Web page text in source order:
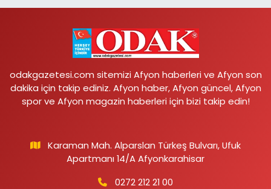
odakgazetesi.com sitemizi Afyon haberleri ve Afyon son
dakika için takip ediniz. Afyon haber, Afyon güncel, Afyon
spor ve Afyon magazin haberleri için bizi takip edin!
Karaman Mah. Alparslan Türkeş Bulvarı, Ufuk
Apartmanı 14/A Afyonkarahisar
0272 212 21 00